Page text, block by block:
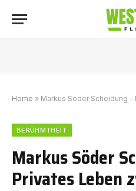
Home » Markus Söder Scheidung – Privates Leben
BERÜHMTHEIT
Markus Söder
Privates Leben